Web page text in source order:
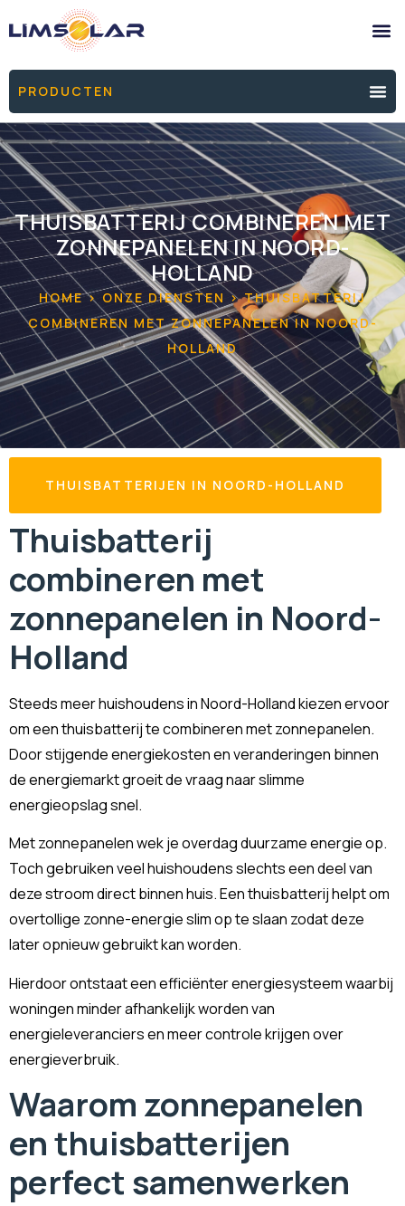
PRODUCTEN
THUISBATTERIJ COMBINEREN MET
ZONNEPANELEN IN NOORD-
HOLLAND
HOME > ONZE DIENSTEN > THUISBATTERIJ
COMBINEREN MET ZONNEPANELEN IN NOORD-
HOLLAND
THUISBATTERIJEN IN NOORD-HOLLAND
Thuisbatterij
combineren met
zonnepanelen in Noord-
Holland
Steeds meer huishoudens in Noord-Holland kiezen ervoor
om een thuisbatterij te combineren met zonnepanelen.
Door stijgende energiekosten en veranderingen binnen
de energiemarkt groeit de vraag naar slimme
energieopslag snel.
Met zonnepanelen wek je overdag duurzame energie op.
Toch gebruiken veel huishoudens slechts een deel van
deze stroom direct binnen huis. Een thuisbatterij helpt om
overtollige zonne-energie slim op te slaan zodat deze
later opnieuw gebruikt kan worden.
Hierdoor ontstaat een efficiënter energiesysteem waarbij
woningen minder afhankelijk worden van
energieleveranciers en meer controle krijgen over
energieverbruik.
Waarom zonnepanelen
en thuisbatterijen
perfect samenwerken